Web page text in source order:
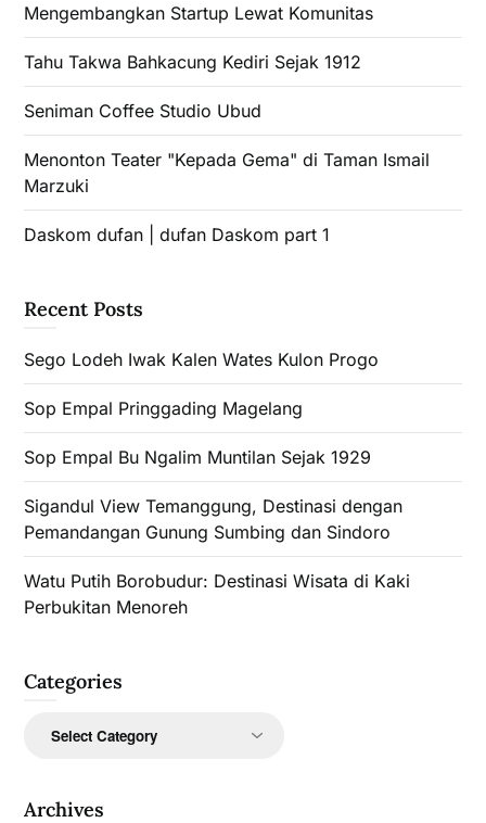
Mengembangkan Startup Lewat Komunitas
Tahu Takwa Bahkacung Kediri Sejak 1912
Seniman Coffee Studio Ubud
Menonton Teater "Kepada Gema" di Taman Ismail
Marzuki
Daskom dufan | dufan Daskom part 1
Recent Posts
Sego Lodeh Iwak Kalen Wates Kulon Progo
Sop Empal Pringgading Magelang
Sop Empal Bu Ngalim Muntilan Sejak 1929
Sigandul View Temanggung, Destinasi dengan
Pemandangan Gunung Sumbing dan Sindoro
Watu Putih Borobudur: Destinasi Wisata di Kaki
Perbukitan Menoreh
Categories
Archives